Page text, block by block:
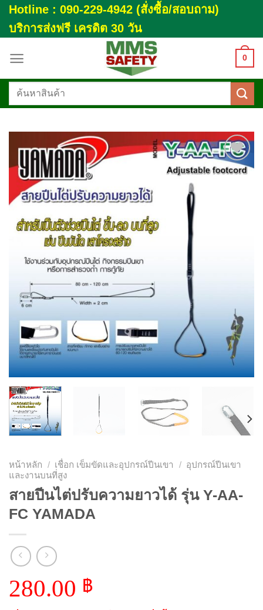
Skip
to
content
Hotline : 090-229-4942 (สั่งซื้อ/สอบถาม)
บริการส่งฟรี เครดิต 30 วัน
0
ค้นหา:
Add to
หน้าหลัก / เชื่อก เข็มขัดและอุปกรณ์ปีนเขา / อุปกรณ์ปีนเขา
และงานบนที่สูง
สายปีนไต่ปรับความยาวได้ รุ่น Y-AA-
FC YAMADA
280.00 ฿